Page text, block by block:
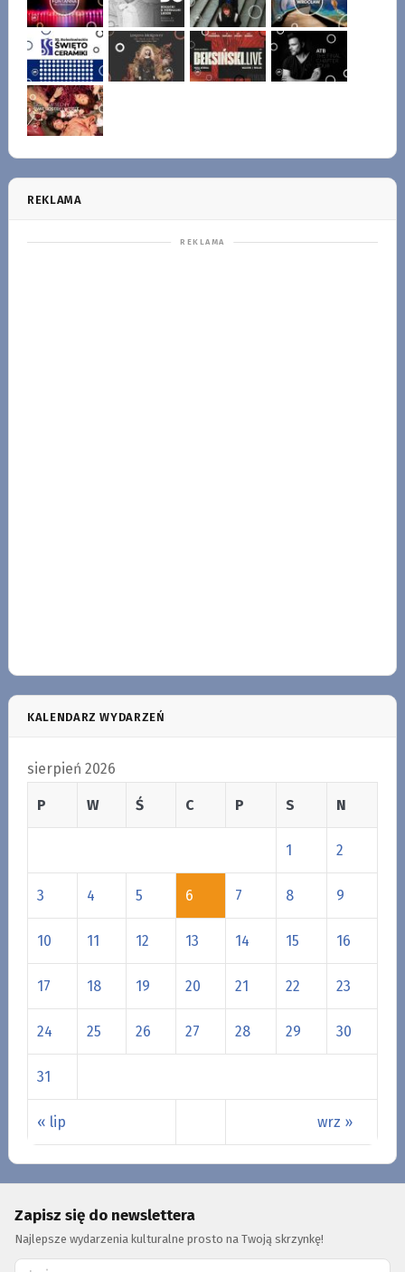
REKLAMA
KALENDARZ WYDARZEŃ
sierpień 2026
P W Ś C P S N
« lip wrz »
1 2
3 4 5 6 7 8 9
10 11 12 13 14 15 16
17 18 19 20 21 22 23
24 25 26 27 28 29 30
31
Zapisz się do newslettera
Najlepsze wydarzenia kulturalne prosto na Twoją skrzynkę!